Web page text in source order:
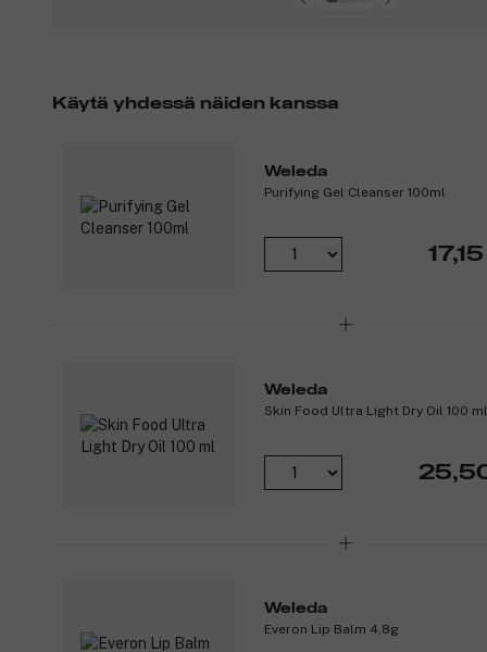
Käytä yhdessä näiden kanssa
Weleda
Purifying Gel Cleanser 100ml
Weleda
Skin Food Ultra Light Dry Oil 100 ml
Weleda
Everon Lip Balm 4,8g